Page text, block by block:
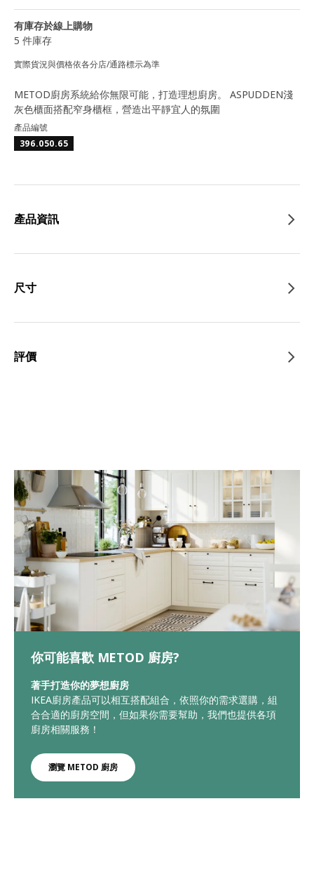
有庫存於線上購物
5 件庫存
實際貨況與價格依各分店/通路標示為準
METOD廚房系統給你無限可能，打造理想廚房。 ASPUDDEN淺
灰色櫃面搭配窄身櫃框，營造出平靜宜人的氛圍
產品編號
396.050.65
產品資訊
尺寸
評價
你可能喜歡 METOD 廚房?
著手打造你的夢想廚房
IKEA廚房產品可以相互搭配組合，依照你的需求選購，組
合合適的廚房空間，但如果你需要幫助，我們也提供各項
廚房相關服務！
瀏覽 METOD 廚房